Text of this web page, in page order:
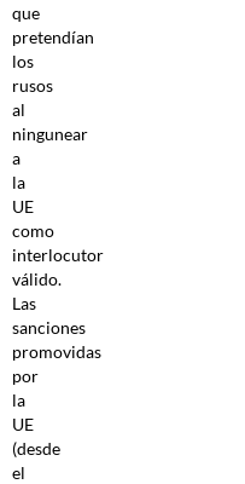
que
pretendían
los
rusos
al
ningunear
a
la
UE
como
interlocutor
válido.
Las
sanciones
promovidas
por
la
UE
(desde
el